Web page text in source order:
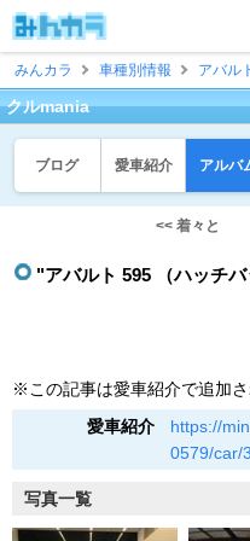
みんカラ
車種別情報 アバル
クルmania
ブログ 愛車紹介 アルバ
<< 着々と
"アバルト 595 （ハッチ
※この記事は愛車紹介で追加さ
愛車紹介
https://
0579/car/
写真一覧